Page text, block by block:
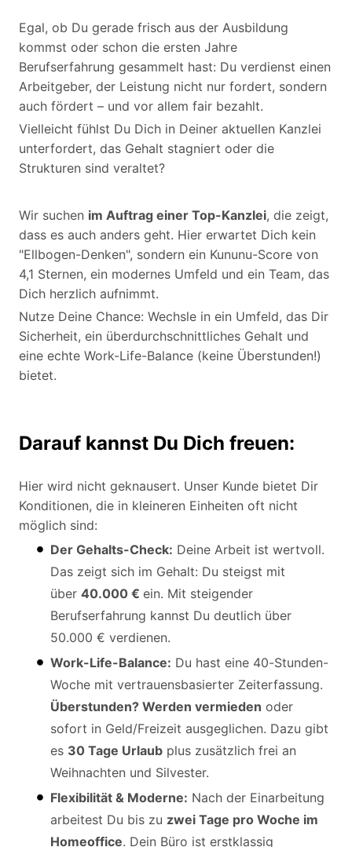
Egal, ob Du gerade frisch aus der Ausbildung
kommst oder schon die ersten Jahre
Berufserfahrung gesammelt hast: Du verdienst einen
Arbeitgeber, der Leistung nicht nur fordert, sondern
auch fördert – und vor allem fair bezahlt.
Vielleicht fühlst Du Dich in Deiner aktuellen Kanzlei
unterfordert, das Gehalt stagniert oder die
Strukturen sind veraltet?
Wir suchen im Auftrag einer Top-Kanzlei, die zeigt,
dass es auch anders geht. Hier erwartet Dich kein
"Ellbogen-Denken", sondern ein Kununu-Score von
4,1 Sternen, ein modernes Umfeld und ein Team, das
Dich herzlich aufnimmt.
Nutze Deine Chance: Wechsle in ein Umfeld, das Dir
Sicherheit, ein überdurchschnittliches Gehalt und
eine echte Work-Life-Balance (keine Überstunden!)
bietet.
Darauf kannst Du Dich freuen:
Hier wird nicht geknausert. Unser Kunde bietet Dir
Konditionen, die in kleineren Einheiten oft nicht
möglich sind:
Der Gehalts-Check: Deine Arbeit ist wertvoll.
Das zeigt sich im Gehalt: Du steigst mit
über 40.000 € ein. Mit steigender
Berufserfahrung kannst Du deutlich über
50.000 € verdienen.
Work-Life-Balance: Du hast eine 40-Stunden-
Woche mit vertrauensbasierter Zeiterfassung.
Überstunden? Werden vermieden oder
sofort in Geld/Freizeit ausgeglichen. Dazu gibt
es 30 Tage Urlaub plus zusätzlich frei an
Weihnachten und Silvester.
Flexibilität & Moderne: Nach der Einarbeitung
arbeitest Du bis zu zwei Tage pro Woche im
Homeoffice. Dein Büro ist erstklassig